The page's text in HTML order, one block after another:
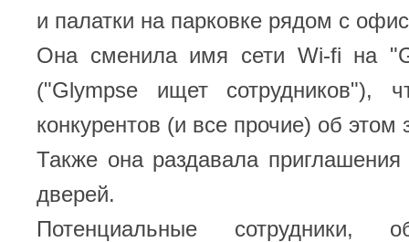
и палатки на парковке рядом с
Она сменила имя сети Wi-fi на
("Glympse ищет сотрудников"),
конкурентов (и все прочие) об этом
Также она раздавала
дверей.
Потенциальные сотрудники,